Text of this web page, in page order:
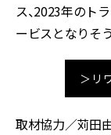
ス、2023年のト
ービスとなりそう
＞リ
取材協力／苅田